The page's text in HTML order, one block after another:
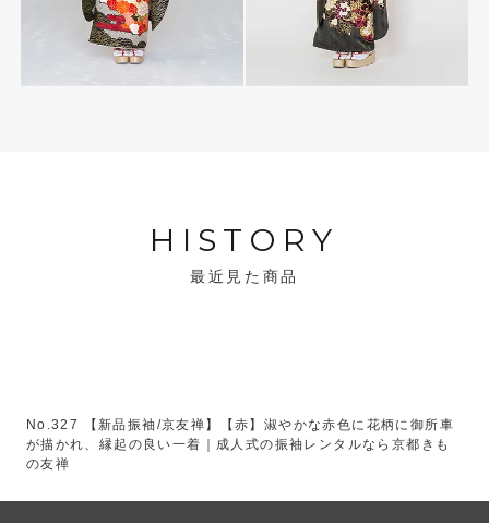
HISTORY
最近見た商品
No.327 【新品振袖/京友禅】【赤】淑やかな赤色に花柄に御所車
が描かれ、縁起の良い一着｜成人式の振袖レンタルなら京都きも
の友禅